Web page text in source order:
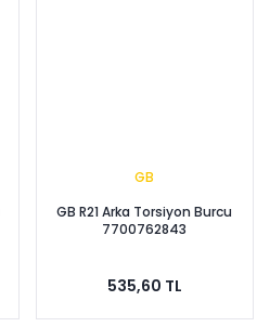
GB
GB R21 Arka Torsiyon Burcu
7700762843
535,60 TL